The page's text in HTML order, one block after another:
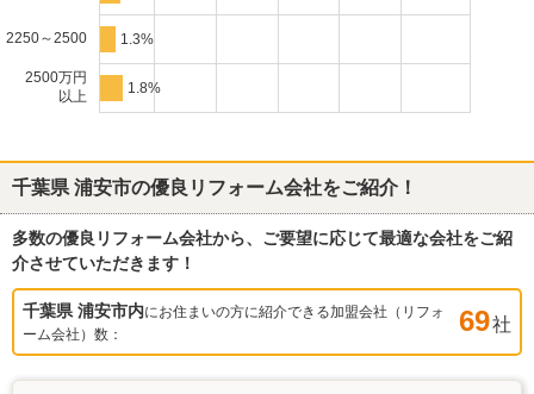
2250～2500 1.3%
2500万円
以上
1.8%
千葉県 浦安市の優良リフォーム会社をご紹介！
多数の優良リフォーム会社から、ご要望に応じて最適な会社をご紹
介させていただきます！
千葉県 浦安市内にお住まいの方に紹介できる加盟会社（リフォ
ーム会社）数：
69社